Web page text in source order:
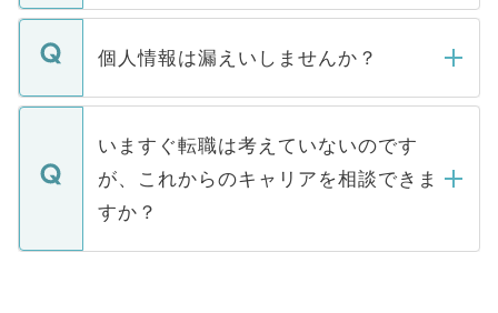
ません。
■応募殺到を避けるため 人気のある医療機
関を公にしてしまうと、応募が殺到する場
に、医療機関が求める条件に合った人材の
みを人材紹介会社に依頼するケースが増え
ています。
転職・入職を強要することは一切ありませ
ん。また、仮に応募先から内定をいただい
定を承諾する必要はありません。内定先へ
の辞退の連絡はキャリアパートナーが行い
個人情報は漏えいしませんか？
個人情報が漏えいすることはありませんの
で、ご安心ください。当サイトからの登録
などで収集したご登録者様の個人情報は、
ご本人のキャリアアップおよび転職活動の
支援を目的に使用いたします。お預かりし
ているすべての個人データはご本人の許可
いますぐ転職は考えていないのです
が、これからのキャリアを相談できま
すか？